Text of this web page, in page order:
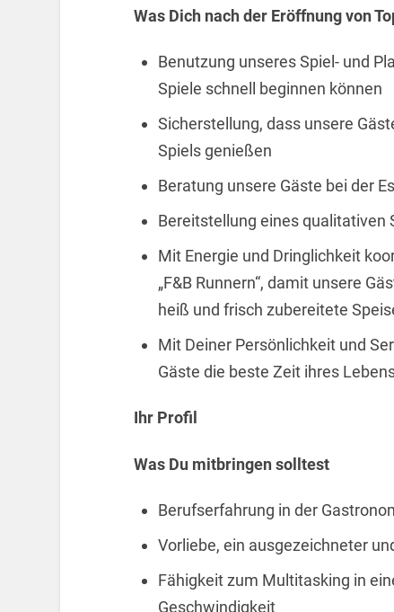
Was Dich nach der Eröffnung von
Benutzung unseres Spiel- und
Spiele schnell beginnen können
Sicherstellung, dass unsere
Spiels genießen
Beratung unsere Gäste bei der
Bereitstellung eines qualitativen
Mit Energie und Dringlichkeit
„F&B Runnern“, damit unsere
heiß und frisch zubereitete
Mit Deiner Persönlichkeit und
Gäste die beste Zeit ihres
Ihr Profil
Was Du mitbringen solltest
Berufserfahrung in der
Vorliebe, ein ausgezeichneter
Fähigkeit zum Multitasking in
Geschwindigkeit